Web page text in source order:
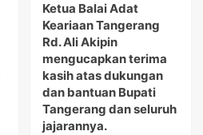
Ketua Balai Adat
Keariaan Tangerang
Rd. Ali Akipin
mengucapkan terima
kasih atas dukungan
dan bantuan Bupati
Tangerang dan seluruh
jajarannya.